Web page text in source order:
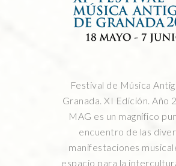
Festival de Música
Granada. XI Edición. Año
MAG es un magnífico
encuentro de las
manifestaciones
espacio para la